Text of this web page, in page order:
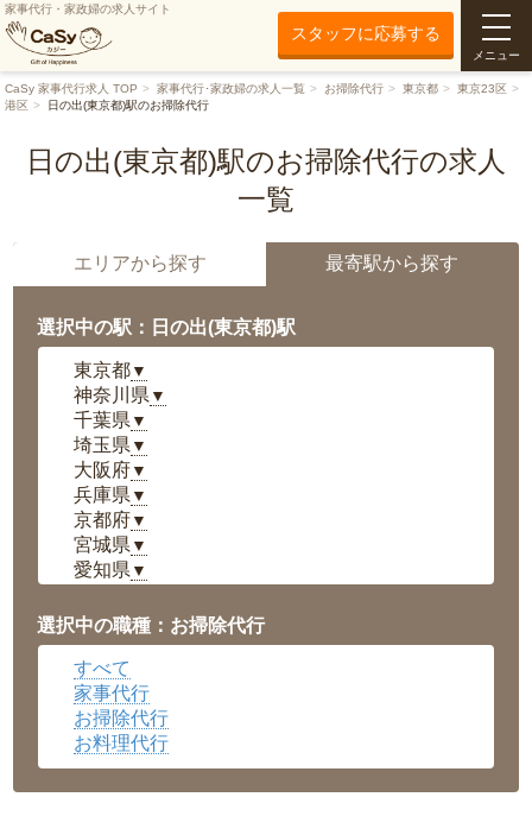
家事代行・家政婦の求人サイト
スタッフに応募する
メニュー
CaSy 家事代行求人 TOP 家事代行･家政婦の求人一覧 お掃除代行 東京都
東京23区
港区
日の出(東京都)駅のお掃除代行
日の出(東京都)駅のお掃除代行の求人
一覧
エリアから探す 最寄駅から探す
選択中の駅：日の出(東京都)駅
東京都▼
神奈川県 ▼
千葉県 ▼
埼玉県 ▼
大阪府▼
兵庫県 ▼
京都府▼
宮城県 ▼
愛知県 ▼
岡山県▼
広島県▼
沖縄県
選択中の職種：お掃除代行
すべて
家事代行
お掃除代行
お料理代行